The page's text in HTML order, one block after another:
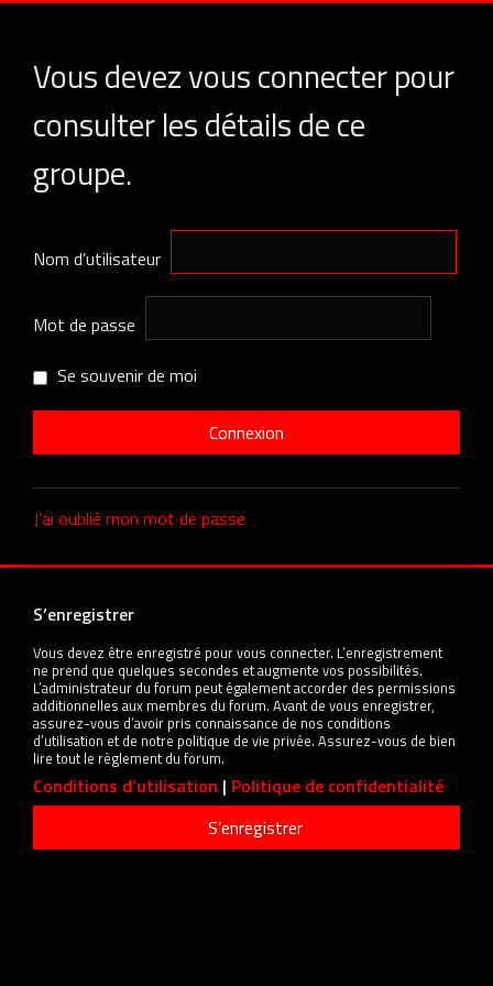
Vous devez vous connecter pour
consulter les détails de ce
groupe.
Nom d’utilisateur
Mot de passe
Se souvenir de moi
J’ai oublié mon mot de passe
S’enregistrer
Vous devez être enregistré pour vous connecter. L’enregistrement
ne prend que quelques secondes et augmente vos possibilités.
L’administrateur du forum peut également accorder des permissions
additionnelles aux membres du forum. Avant de vous enregistrer,
assurez-vous d’avoir pris connaissance de nos conditions
d’utilisation et de notre politique de vie privée. Assurez-vous de bien
lire tout le règlement du forum.
Conditions d’utilisation | Politique de confidentialité
S’enregistrer